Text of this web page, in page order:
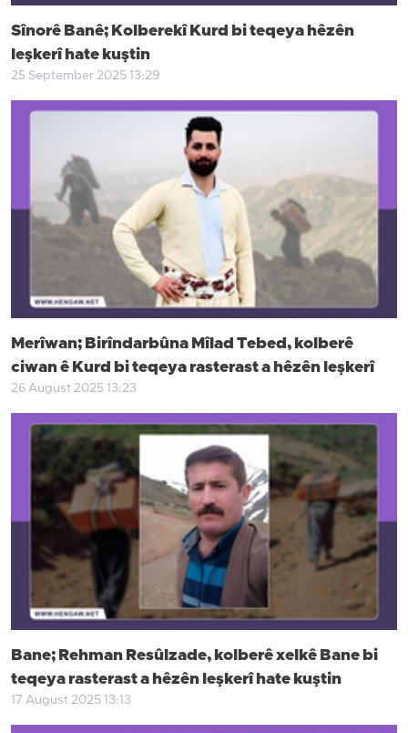
Sînorê Banê; Kolberekî Kurd bi teqeya hêzên
leşkerî hate kuştin
25 September 2025 13:29
Merîwan; Birîndarbûna Mîlad Tebed, kolberê
ciwan ê Kurd bi teqeya rasterast a hêzên leşkerî
26 August 2025 13:23
Bane; Rehman Resûlzade, kolberê xelkê Bane bi
teqeya rasterast a hêzên leşkerî hate kuştin
17 August 2025 13:13